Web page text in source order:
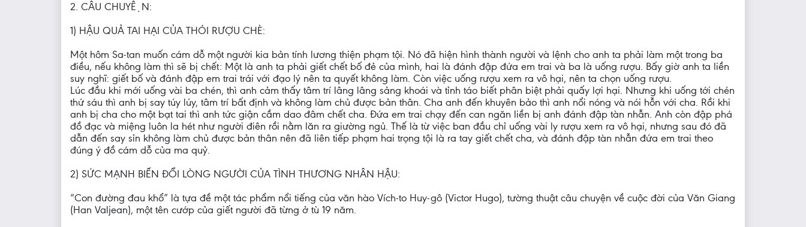
2. CÂU CHUYỆN:
1) HẬU QUẢ TAI HẠI CỦA THÓI RƯỢU CHÈ:
Một hôm Sa-tan muốn cám dỗ một người kia bản tính lương thiện phạm tội. Nó đã hiện hình thành người và lệnh cho anh ta phải làm một trong ba
điều, nếu không làm thì sẽ bị chết: Một là anh ta phải giết chết bố đẻ của mình, hai là đánh đập đứa em trai và ba là uống rượu. Bấy giờ anh ta liền
suy nghĩ: giết bố và đánh đập em trai trái với đạo lý nên ta quyết không làm. Còn việc uống rượu xem ra vô hại, nên ta chọn uống rượu.
Lúc đầu khi mới uống vài ba chén, thì anh cảm thấy tâm trí lâng lâng sảng khoái và tỉnh táo biết phân biệt phải quấy lợi hại. Nhưng khi uống tới chén
thứ sáu thì anh bị say túy lúy, tâm trí bất định và không làm chủ được bản thân. Cha anh đến khuyên bảo thì anh nổi nóng và nói hỗn với cha. Rồi khi
anh bị cha cho một bạt tai thì anh tức giận cầm dao đâm chết cha. Đứa em trai chạy đến can ngăn liền bị anh đánh đập tàn nhẫn. Anh còn đập phá
đồ đạc và miệng luôn la hét như người điên rồi nằm lăn ra giường ngủ. Thế là từ việc ban đầu chỉ uống vài ly rượu xem ra vô hại, nhưng sau đó đã
dẫn đến say sỉn không làm chủ được bản thân nên đã liên tiếp phạm hai trọng tội là ra tay giết chết cha, và đánh đập tàn nhẫn đứa em trai theo
đúng ý đồ cám dỗ của ma quỷ.
2) SỨC MẠNH BIẾN ĐỔI LÒNG NGƯỜI CỦA TÌNH THƯƠNG NHÂN HẬU:
“Con đường đau khổ” là tựa đề một tác phẩm nổi tiếng của văn hào Vích-to Huy-gô (Victor Hugo), tường thuật câu chuyện về cuộc đời của Văn Giang
(Han Valjean), một tên cướp của giết người đã từng ở tù 19 năm.